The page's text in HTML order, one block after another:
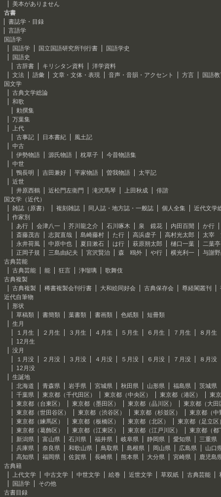
美本がありません
古書
書誌学・目録
言語学
国語学
国語学
国立国語研究所刊行書
国語学史
国語史
古辞書
キリシタン資料
洋学資料
文法
語彙 文章・文体・表現 音声・音韻・アクセント 方言
国語
国文学
古典文学総論
和歌
勅撰集
万葉集
上代
古事記
日本書紀
風土記
中古
伊勢物語
源氏物語 枕草子
今昔物語集
中世
鴨長明
吉田兼好 平家物語 曽我物語
太平記
近世
井原西鶴
近松門左衛門 滝沢馬琴 上田秋成
俳諧
国文学（近代）
雑誌（原書）
複刻雑誌 同人誌・地方誌・一般誌 個人全集
近代文学
作家別
あ行
会津八一 芥川龍之介 石川啄木 泉 鏡花 内田百閒
か行
斎藤茂吉
志賀直哉 島崎藤村 た行 高浜虚子 高村光太郎
太宰
永井荷風
中原中也 夏目漱石 は行 萩原朔太郎 樋口一葉
二葉
正岡子規
三島由紀夫 宮沢賢治 森 鴎外 や行 横光利一
与謝
古典芸能
古典芸能
能 狂言 浄瑠璃
歌舞伎
古典複製
古典複製
稀書複製会刊行書 大和絵同好会 古典保存会 尊経閣叢刊
近代自筆物
形状
草稿類
書簡類 葉書類 書画類 色紙類
短冊類
生月
１月生
２月生 ３月生 ４月生 ５月生 ６月生 ７月生
８月生
12月生
没月
１月没
２月没 ３月没 ４月没 ５月没 ６月没 ７月没
８月没
12月没
生誕地
北海道
青森県 岩手県 宮城県 秋田県 山形県 福島県
茨城県
千葉県
東京都（千代田区） 東京都（中央区） 東京都（港区）
東
東京都（台東区）
東京都（墨田区） 東京都（品川区）
東京都（大田
東京都（世田谷区）
東京都（渋谷区） 東京都（杉並区）
東京都（中
東京都（練馬区）
東京都（板橋区） 東京都（北区）
東京都（足立区
東京都（葛飾区）
東京都（江東区） 東京都（江戸川区）
東京都（都
新潟県
富山県 石川県 福井県 岐阜県 静岡県 愛知県
三重県
兵庫県
奈良県 和歌山県 鳥取県 島根県 岡山県 広島県
山口
高知県
福岡県 佐賀県 長崎県 熊本県 大分県 宮崎県
鹿児島
古典籍
上代文学
中古文学 中世文学 絵巻 近世文学 草双紙 古典芸能
国語学
その他
古書目録